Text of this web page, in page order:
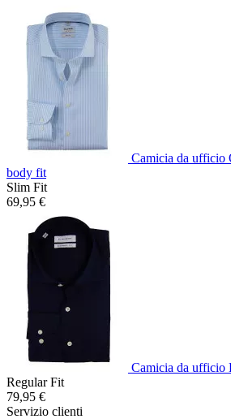
Camicia da ufficio
body fit
Slim Fit
69,95 €
Camicia da
Regular Fit
79,95 €
Servizio clienti